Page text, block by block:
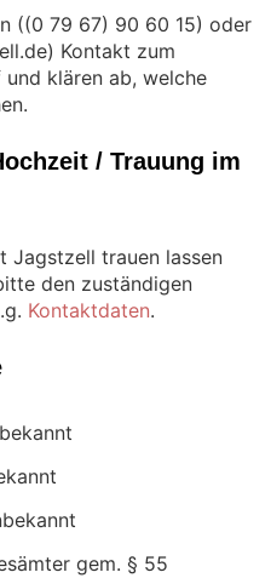
(
) oder
) Kontakt zum
klären ab, welche
/ Trauung im
Jagstzell trauen lassen
den zuständigen
Kontaktdaten.
gem. § 55